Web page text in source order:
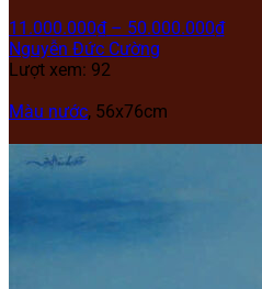
11.000.000₫ – 50.000.000₫
Nguyễn Đức Cường
Lượt xem: 92
Màu nước, 56x76cm